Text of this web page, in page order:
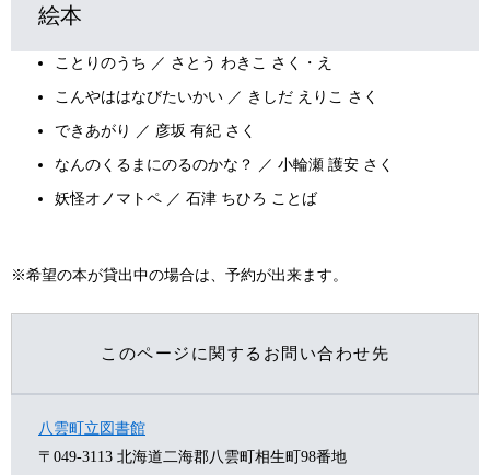
絵本
ことりのうち ／ さとう わきこ さく・え
こんやははなびたいかい ／ きしだ えりこ さく
できあがり ／ 彦坂 有紀 さく
なんのくるまにのるのかな？ ／ 小輪瀬 護安 さく
妖怪オノマトペ ／ 石津 ちひろ ことば
※希望の本が貸出中の場合は、予約が出来ます。
このページに関するお問い合わせ先
八雲町立図書館
〒049-3113 北海道二海郡八雲町相生町98番地